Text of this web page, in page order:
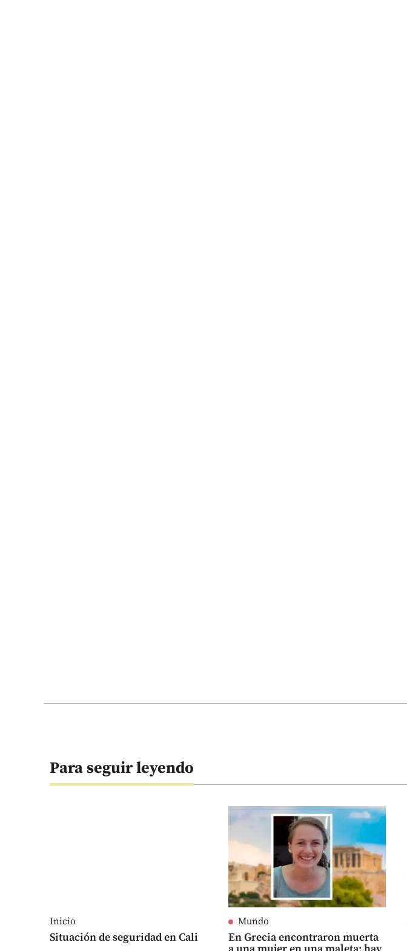
Para seguir leyendo
Inicio
Situación de seguridad en Cali
Mundo
En Grecia encontraron muerta